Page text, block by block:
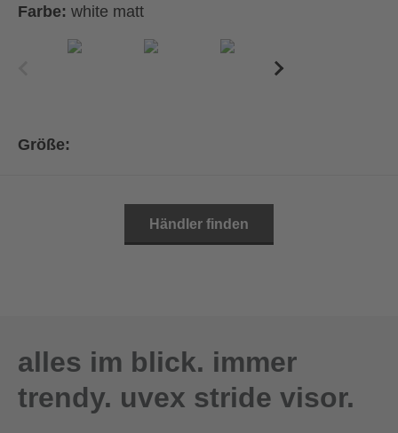
Farbe: white matt
Größe:
Händler finden
alles im blick. immer
trendy. uvex stride visor.